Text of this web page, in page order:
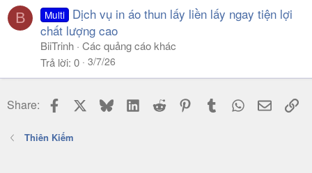
B Multi
Dịch vụ in áo thun lấy liền lấy ngay tiện lợi
chất lượng cao
BiiTrinh Các quảng cáo khác
Trả lời 0 3/7/26
Share: Facebook BlueskyLinkedIn
Reddit PinterestTumblr WhatsApp
Email
Thiên Kiếm